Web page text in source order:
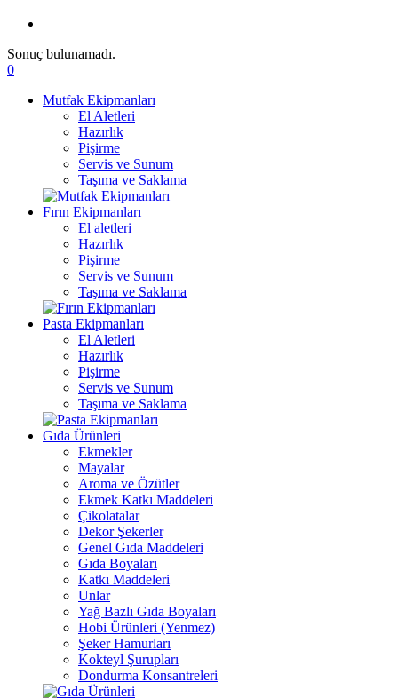
Sonuç bulunamadı.
0
Mutfak Ekipmanları
El Aletleri
Hazırlık
Pişirme
Servis ve Sunum
Taşıma ve Saklama
Fırın Ekipmanları
El aletleri
Hazırlık
Pişirme
Servis ve Sunum
Taşıma ve Saklama
Pasta Ekipmanları
El Aletleri
Hazırlık
Pişirme
Servis ve Sunum
Taşıma ve Saklama
Gıda Ürünleri
Ekmekler
Mayalar
Aroma ve Özütler
Ekmek Katkı Maddeleri
Çikolatalar
Dekor Şekerler
Genel Gıda Maddeleri
Gıda Boyaları
Katkı Maddeleri
Unlar
Yağ Bazlı Gıda Boyaları
Hobi Ürünleri (Yenmez)
Şeker Hamurları
Kokteyl Şurupları
Dondurma Konsantreleri